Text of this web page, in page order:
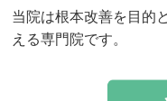
対応してくだ
した。
当院は根本改善を目的
える専門院です。